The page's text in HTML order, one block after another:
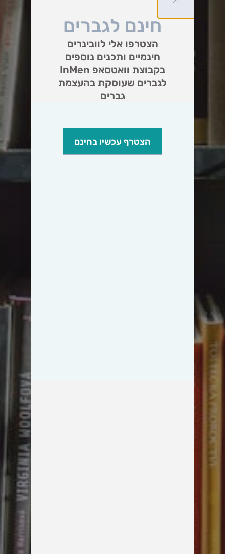
חינם לגברים
הצטרפו אלי לוובינרים
חינמיים ותכנים נוספים
בקבוצת וואטסאפ InMen
לגברים שעוסקת בהעצמת
גברים
הצטרף עכשיו בחינם